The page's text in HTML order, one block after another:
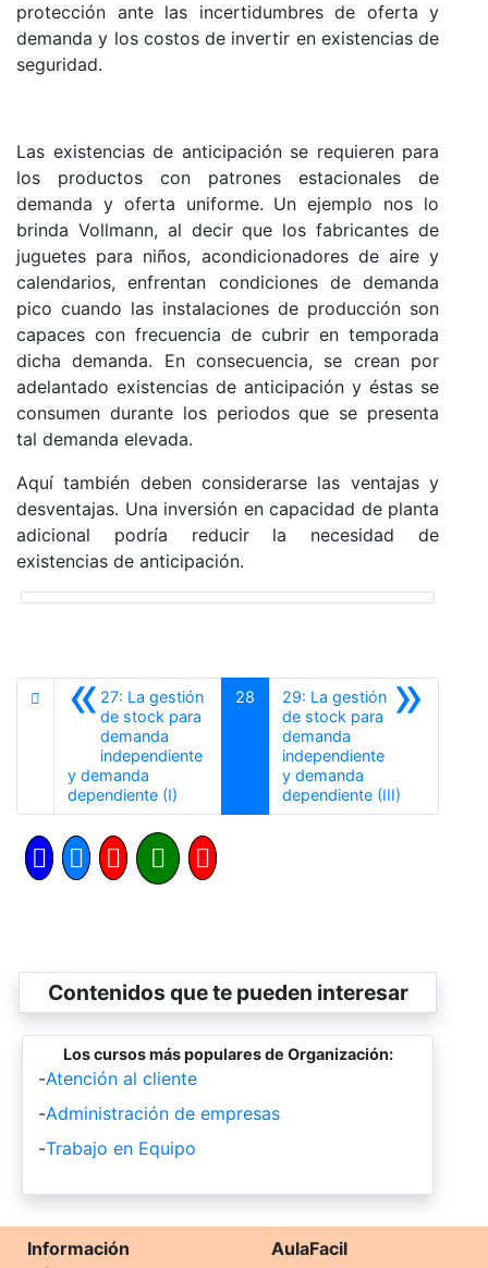
protección ante las incertidumbres de oferta y
demanda y los costos de invertir en existencias de
seguridad.
Las existencias de anticipación se requieren para
los productos con patrones estacionales de
demanda y oferta uniforme. Un ejemplo nos lo
brinda Vollmann, al decir que los fabricantes de
juguetes para niños, acondicionadores de aire y
calendarios, enfrentan condiciones de demanda
pico cuando las instalaciones de producción son
capaces con frecuencia de cubrir en temporada
dicha demanda. En consecuencia, se crean por
adelantado existencias de anticipación y éstas se
consumen durante los periodos que se presenta
tal demanda elevada.
Aquí también deben considerarse las ventajas y
desventajas. Una inversión en capacidad de planta
adicional podría reducir la necesidad de
existencias de anticipación.
«27: La gestión
de stock para
demanda
independiente
y demanda
dependiente (I)
28 »
29: La gestión
de stock para
demanda
independiente
y demanda
dependiente (III)Siguiente
Contenidos que te pueden interesar
Los cursos más populares de Organización:
-Atención al cliente
-Administración de empresas
-Trabajo en Equipo
Información
AulaFacil